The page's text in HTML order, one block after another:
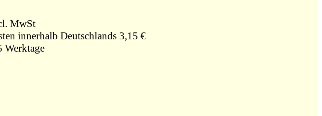
MwSt
innerhalb Deutschlands 3,15 €
Werktage